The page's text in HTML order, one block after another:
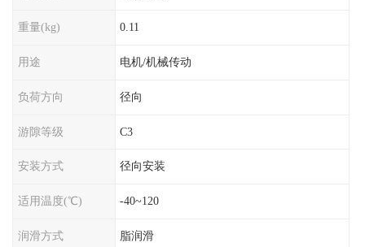
重量(kg) 0.11
用途 电机/机械传动
负荷方向 径向
游隙等级 C3
安装方式 径向安装
适用温度(℃) -40~120
润滑方式 脂润滑